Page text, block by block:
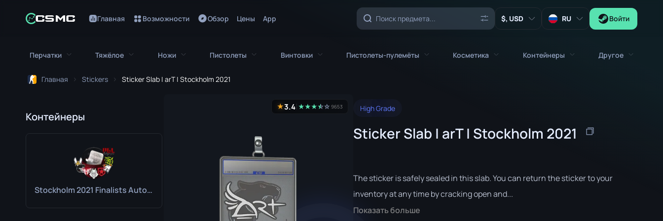
Главная Возможности Обзор Цены App , USD RU Войти
Перчатки
Перчатки Кровавый Гончий
Перчатки Водителя
Повязки на Руки
Перчатки Гидры
Тяжёлое
Sawed-Off
Ножи
Классический нож
Пистолеты
Dual Berettas
Five-SeveN
Glock-18
P2000
Винтовки
AK-47
Автомат «Галиль»
Пистолеты-пулемёты
MAC-10
MP5-SD
P90
ПП-19 «Бизон»
Косметика
Оружейные брелоки
Нашивки
Контейнеры
Ящики
Другое
Коллекционные Предметы
Главная Stickers Sticker Slab | arT | Stockholm 2021
Контейнеры
Stockholm 2021 Finalists Autograph Capsule
★3.4 ★★★★
☆☆ 9653 High Grade
Sticker Slab | arT | Stockholm 2021
The sticker is safely sealed in this slab. You can return the sticker to your
inventory at any time by cracking open and...
Показать больше